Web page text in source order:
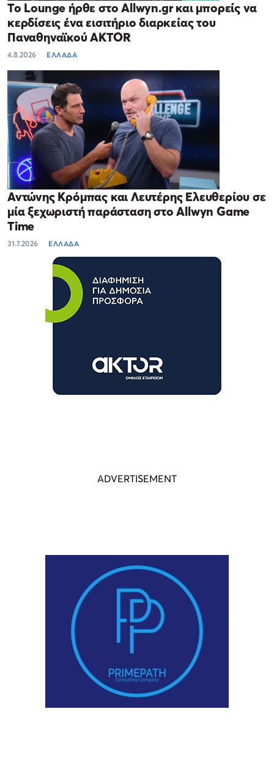
Το Lounge ήρθε στο Allwyn.gr και μπορείς να
κερδίσεις ένα εισιτήριο διαρκείας του
Παναθηναϊκού AKTOR
4.8.2026 ΕΛΛΑΔΑ
Αντώνης Κρόμπας και Λευτέρης Ελευθερίου σε
μία ξεχωριστή παράσταση στο Allwyn Game
Time
31.7.2026 ΕΛΛΑΔΑ